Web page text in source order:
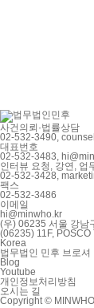
사건의뢰·법률상담
02-532-3490,
대표번호
02-532-3483,
인터뷰 요청, 강연, 업
02-532-3428,
팩스
02-532-3486
이메일
hi@minwho.kr
(우) 06235 서울 강남
(06235) 11F,
Korea
법무법인 민후 브로셔
Blog
Youtube
개인정보처리방침
오시는 길
Copyright ©